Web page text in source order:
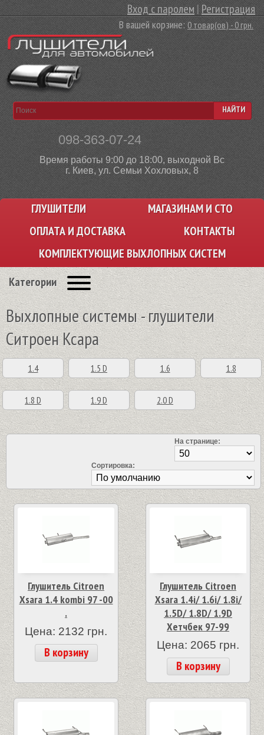
Вход с паролем |Регистрация
В вашей корзине:0 товар(ов) - 0 грн.
098-363-07-24
Время работы 9:00 до 18:00, выходной Вс
г. Киев, ул. Семьи Хохловых, 8
НАЙТИ
ГЛУШИТЕЛИ
МАГАЗИНАМ И СТО
ОПЛАТА И ДОСТАВКА
КОНТАКТЫ
КОМПЛЕКТУЮЩИЕ ВЫХЛОПНЫХ СИСТЕМ
Категории
Выхлопные системы - глушители
Ситроен Ксара
1.4 1.5 D 1.6 1.8
1.8 D 1.9 D 2.0 D
На странице:
Сортировка:
Глушитель Citroen
Xsara 1.4 kombi 97 -00
.
Цена: 2132 грн.
В корзину
Глушитель Citroen
Xsara 1.4i/ 1.6i/ 1.8i/
1.5D/ 1.8D/ 1.9D
Хетчбек 97-99
Цена: 2065 грн.
В корзину